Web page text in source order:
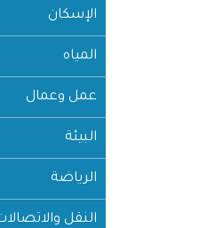
الإسكان
المياه
عمل وعمال
البيئة
الرياضة
النقل